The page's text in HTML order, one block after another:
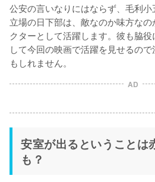
公安の言いなりにはならず、毛利小
立場の日下部は、敵なのか味方な
クターとして活躍します。彼も脇
して今回の映画で活躍を見せるの
もしれません。
AD
安室が出るということは
も？